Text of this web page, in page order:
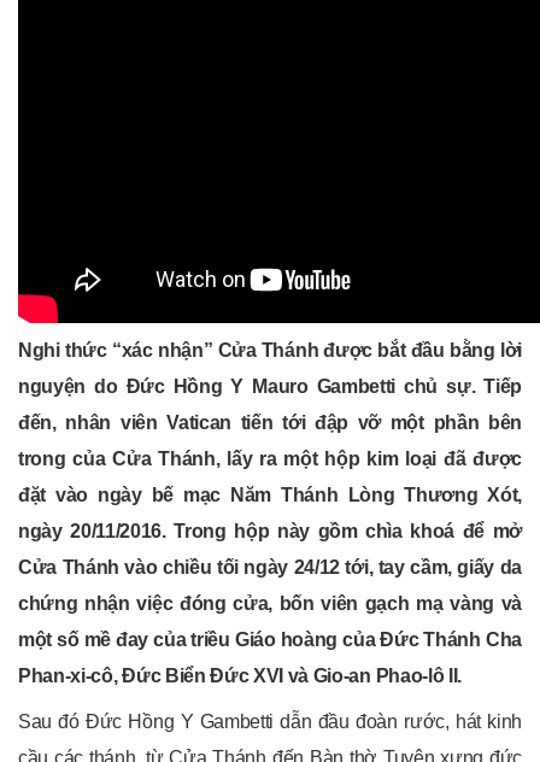
Nghi thức “xác nhận” Cửa Thánh được bắt đầu bằng lời
nguyện do Đức Hồng Y Mauro Gambetti chủ sự. Tiếp
đến, nhân viên Vatican tiến tới đập vỡ một phần bên
trong của Cửa Thánh, lấy ra một hộp kim loại đã được
đặt vào ngày bế mạc Năm Thánh Lòng Thương Xót,
ngày 20/11/2016. Trong hộp này gồm chìa khoá để mở
Cửa Thánh vào chiều tối ngày 24/12 tới, tay cầm, giấy da
chứng nhận việc đóng cửa, bốn viên gạch mạ vàng và
một số mề đay của triều Giáo hoàng của Đức Thánh Cha
Phan-xi-cô, Đức Biển Đức XVI và Gio-an Phao-lô II.
Sau đó Đức Hồng Y Gambetti dẫn đầu đoàn rước, hát kinh